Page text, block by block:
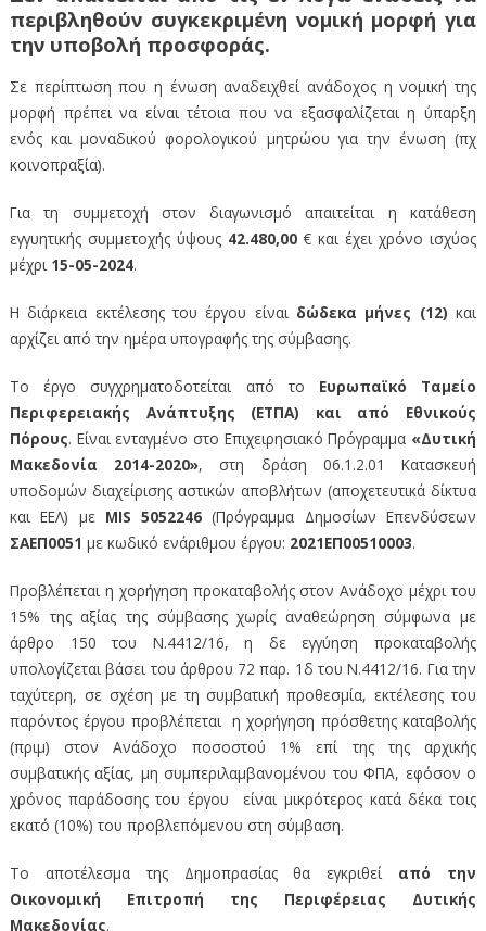
περιβληθούν συγκεκριμένη νομική μορφή για
την υποβολή προσφοράς.
Σε περίπτωση που η ένωση αναδειχθεί ανάδοχος η νομική της
μορφή πρέπει να είναι τέτοια που να εξασφαλίζεται η ύπαρξη
ενός και μοναδικού φορολογικού μητρώου για την ένωση (πχ
κοινοπραξία).
Για τη συμμετοχή στον διαγωνισμό απαιτείται η κατάθεση
εγγυητικής συμμετοχής ύψους 42.480,00 € και έχει χρόνο ισχύος
μέχρι 15-05-2024.
Η διάρκεια εκτέλεσης του έργου είναι δώδεκα μήνες (12) και
αρχίζει από την ημέρα υπογραφής της σύμβασης.
Το έργο συγχρηματοδοτείται από το Ευρωπαϊκό Ταμείο
Περιφερειακής Ανάπτυξης (ΕΤΠΑ) και από Εθνικούς
Πόρους. Είναι ενταγμένο στο Επιχειρησιακό Πρόγραμμα «Δυτική
Μακεδονία 2014-2020», στη δράση 06.1.2.01 Κατασκευή
υποδομών διαχείρισης αστικών αποβλήτων (αποχετευτικά δίκτυα
και ΕΕΛ) με MIS 5052246 (Πρόγραμμα Δημοσίων Επενδύσεων
ΣΑΕΠ0051 με κωδικό ενάριθμου έργου: 2021ΕΠ00510003.
Προβλέπεται η χορήγηση προκαταβολής στον Ανάδοχο μέχρι του
15% της αξίας της σύμβασης χωρίς αναθεώρηση σύμφωνα με
άρθρο 150 του Ν.4412/16, η δε εγγύηση προκαταβολής
υπολογίζεται βάσει του άρθρου 72 παρ. 1δ του Ν.4412/16. Για την
ταχύτερη, σε σχέση με τη συμβατική προθεσμία, εκτέλεσης του
παρόντος έργου προβλέπεται η χορήγηση πρόσθετης καταβολής
(πριμ) στον Ανάδοχο ποσοστού 1% επί της της αρχικής
συμβατικής αξίας, μη συμπεριλαμβανομένου του ΦΠΑ, εφόσον ο
χρόνος παράδοσης του έργου είναι μικρότερος κατά δέκα τοις
εκατό (10%) του προβλεπόμενου στη σύμβαση.
Το αποτέλεσμα της Δημοπρασίας θα εγκριθεί από την
Οικονομική Επιτροπή της Περιφέρειας Δυτικής
Μακεδονίας.